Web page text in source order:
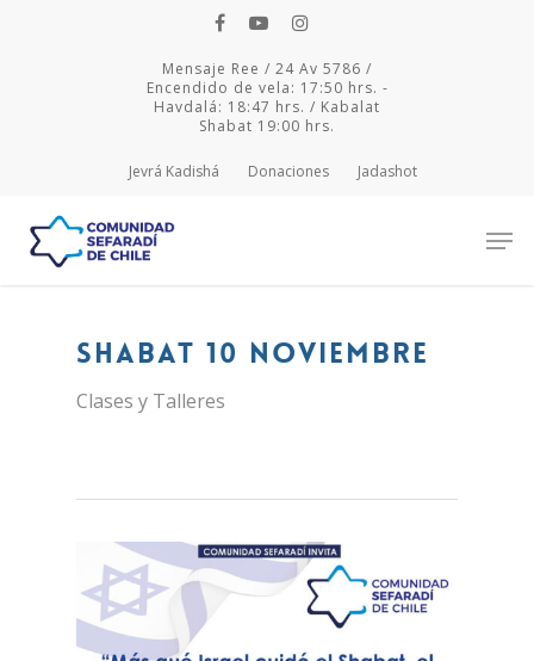
Mensaje Ree / 24 Av 5786 /
Encendido de vela: 17:50 hrs. -
Havdalá: 18:47 hrs. / Kabalat
Shabat 19:00 hrs.
Jevrá Kadishá Donaciones Jadashot
Hit enter to search or ESC to close
shabat 10 noviembre
Clases y Talleres